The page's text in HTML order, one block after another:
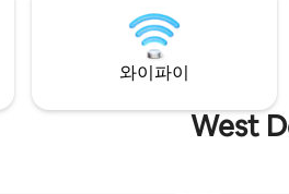
가. * 소유자의 위험에 따라
능합니다. 크리슈나 공원 연장 지하철역에
서 도보로 4분 거리입니다.
와이파이
West